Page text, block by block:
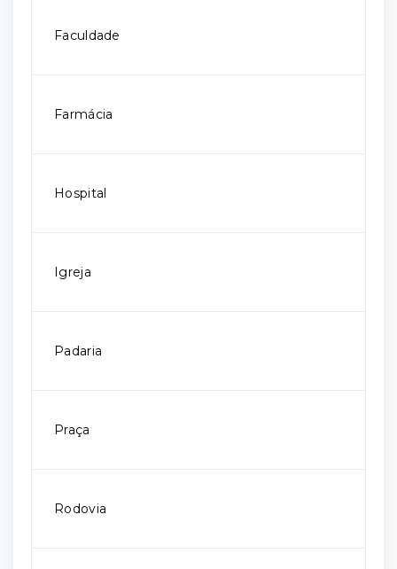
Faculdade
Farmácia
Hospital
Igreja
Padaria
Praça
Rodovia